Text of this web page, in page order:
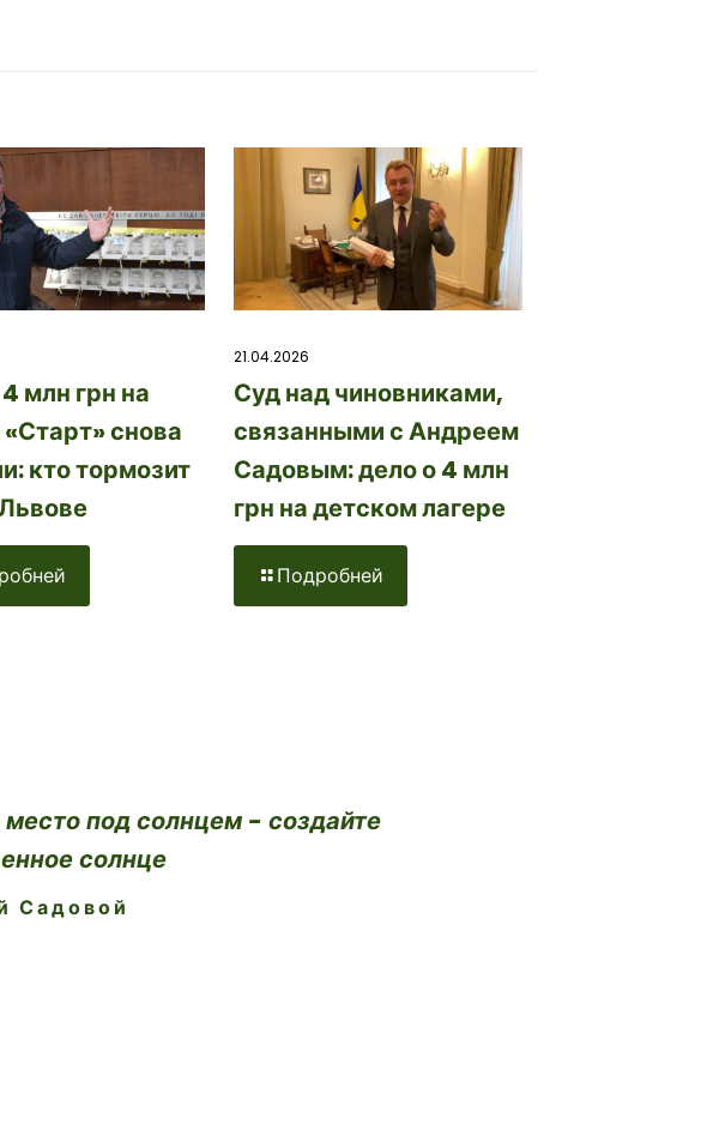
млн грн на
снова
кто тормозит
21.04.2026
Суд над чиновниками,
связанными с Андреем
Садовым: дело о 4 млн
грн на детском лагере
Подробней
место под солнцем - создайте
солнце
Садовой